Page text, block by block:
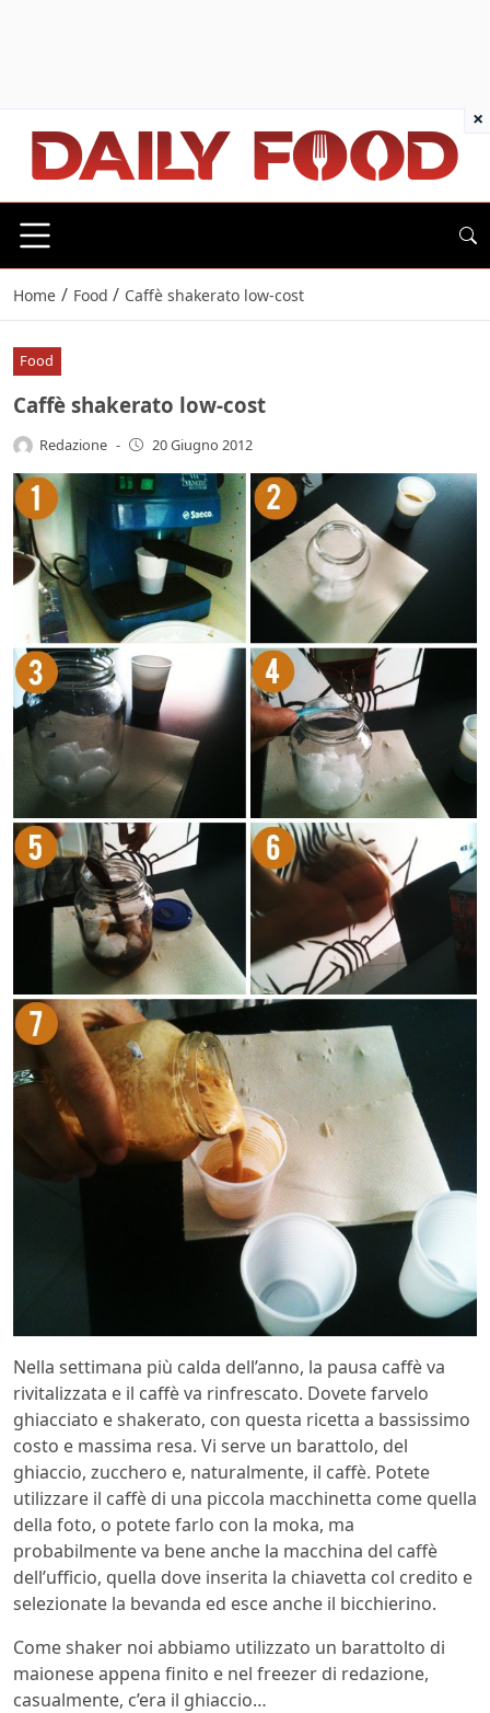
Home / Food / Caffè shakerato low-cost
Food
Caffè shakerato low-cost
Redazione - 20 Giugno 2012
Nella settimana più calda dell’anno, la pausa caffè va
rivitalizzata e il caffè va rinfrescato. Dovete farvelo
ghiacciato e shakerato, con questa ricetta a bassissimo
costo e massima resa. Vi serve un barattolo, del
ghiaccio, zucchero e, naturalmente, il caffè. Potete
utilizzare il caffè di una piccola macchinetta come quella
della foto, o potete farlo con la moka, ma
probabilmente va bene anche la macchina del caffè
dell’ufficio, quella dove inserita la chiavetta col credito e
selezionate la bevanda ed esce anche il bicchierino.
Come shaker noi abbiamo utilizzato un barattolto di
maionese appena finito e nel freezer di redazione,
casualmente, c’era il ghiaccio…
×